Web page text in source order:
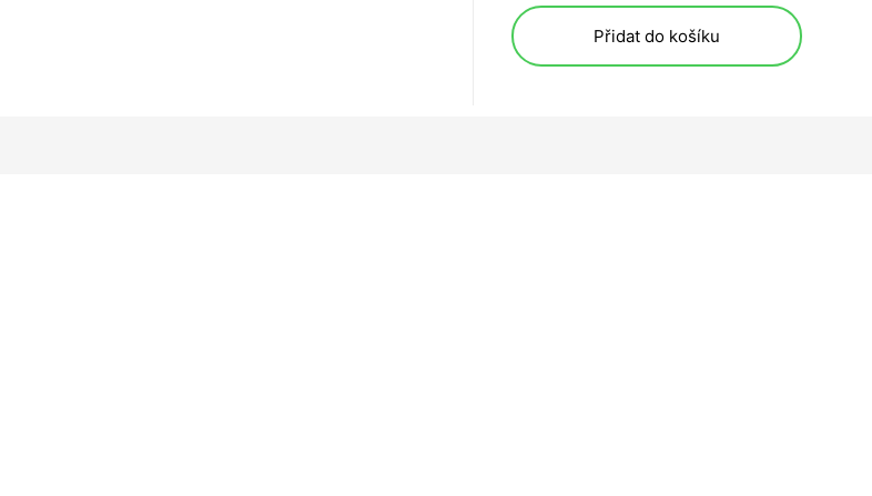
Přidat do košíku